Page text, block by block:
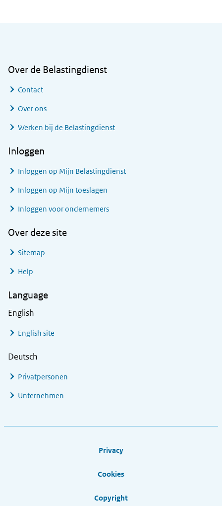
Over de Belastingdienst
Contact
Over ons
Werken bij de Belastingdienst
Inloggen
Inloggen op Mijn Belastingdienst
Inloggen op Mijn toeslagen
Inloggen voor ondernemers
Over deze site
Sitemap
Help
Language
English
English site
Deutsch
Privatpersonen
Unternehmen
Privacy
Cookies
Copyright